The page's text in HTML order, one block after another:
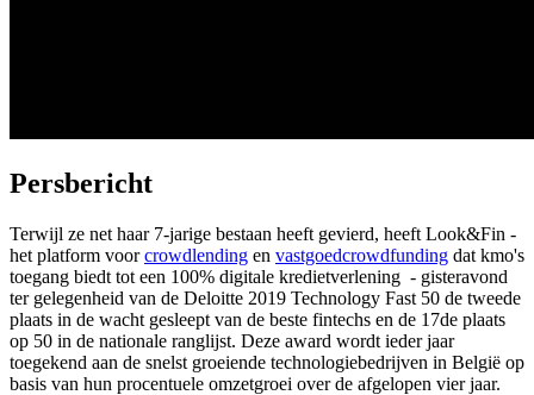
Persbericht
Terwijl ze net haar 7-jarige bestaan heeft gevierd, heeft Look&Fin -
het platform voorcrowdlending en vastgoedcrowdfunding dat kmo's
toegang biedt tot een 100% digitale kredietverlening - gisteravond
ter gelegenheid van de Deloitte 2019 Technology Fast 50 de tweede
plaats in de wacht gesleept van de beste fintechs en de 17de plaats
op 50 in de nationale ranglijst. Deze award wordt ieder jaar
toegekend aan de snelst groeiende technologiebedrijven in België op
basis van hun procentuele omzetgroei over de afgelopen vier jaar.